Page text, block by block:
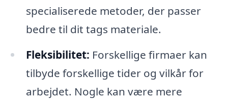
specialiserede metoder, der passer
bedre til dit tags materiale.
Fleksibilitet: Forskellige firmaer kan
tilbyde forskellige tider og vilkår for
arbejdet. Nogle kan være mere